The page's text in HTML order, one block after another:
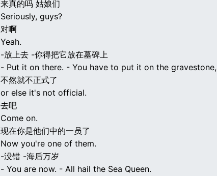
来真的吗 姑娘们
Seriously, guys?
对啊
Yeah.
-放上去 -你得把它放在墓碑上
- Put it on there. - You have to put it on the gravestone,
不然就不正式了
or else it's not official.
去吧
Come on.
现在你是他们中的一员了
Now you're one of them.
-没错 -海后万岁
- You are now. - All hail the Sea Queen.